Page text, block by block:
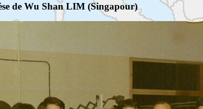
de Wu Shan LIM (Singapour)